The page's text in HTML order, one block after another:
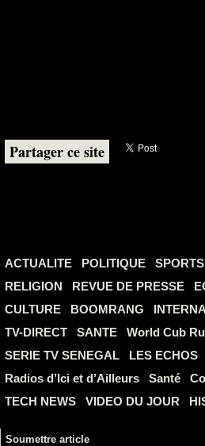
Partager ce site
ACTUALITE POLITIQUE SPORTS
RELIGION
REVUE DE PRESSE
CULTURE
BOOMRANG
TV-DIRECT
SANTE
World Cub
SERIE TV SENEGAL
LES ECHOS
Radios d’Ici et d’Ailleurs
Santé
TECH NEWS
VIDEO DU JOUR
Soumettre article